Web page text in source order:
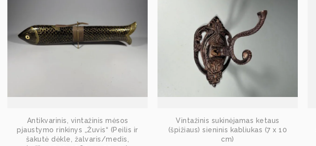
Antikvarinis, vintažinis mėsos
pjaustymo rinkinys „Žuvis“ (Peilis ir
šakutė dėkle, žalvaris/medis,
Vintažinis sukinėjamas ketaus
(špižiaus) sieninis kabliukas (7 x 10
cm)